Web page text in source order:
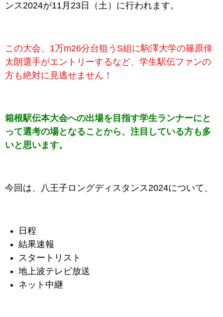
ンス2024が11月23日（土）に行われます。
この大会、1万m26分台狙うS組に駒澤大学の篠原倖
太朗選手がエントリーするなど、学生駅伝ファンの
方も絶対に見逃せません！
箱根駅伝本大会への出場を目指す学生ランナーにと
って選考の場となることから、注目している方も多
いと思います。
今回は、八王子ロングディスタンス2024について、
日程
結果速報
スタートリスト
地上波テレビ放送
ネット中継